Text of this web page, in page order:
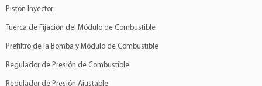
Pistón Inyector
Tuerca de Fijación del Módulo de Combustible
Prefiltro de la Bomba y Módulo de Combustible
Regulador de Presión de Combustible
Regulador de Presión Ajustable